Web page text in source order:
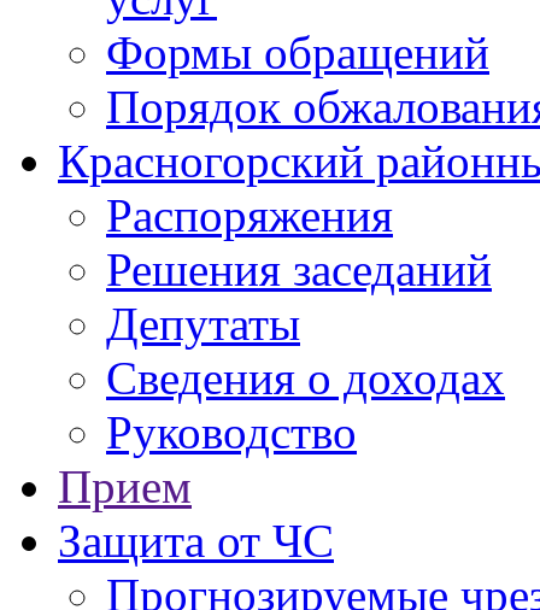
Формы обращений
Порядок
Красногорский
Распоряжения
Решения заседаний
Депутаты
Сведения о доходах
Руководство
Прием
Защита от ЧС
Прогнозируемые